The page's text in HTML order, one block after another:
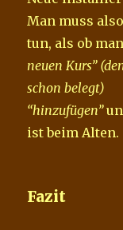
Man muss
tun, als ob man
neuen Kurs”
schon belegt)
“hinzufügen”
ist beim Alten.
Fazit